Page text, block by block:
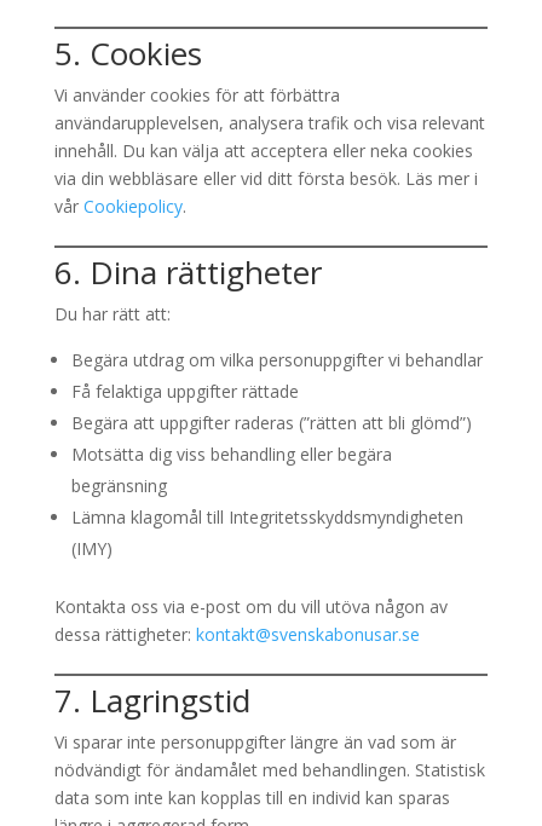
5. Cookies
Vi använder cookies för att förbättra
användarupplevelsen, analysera trafik och visa relevant
innehåll. Du kan välja att acceptera eller neka cookies
via din webbläsare eller vid ditt första besök. Läs mer i
vår Cookiepolicy.
6. Dina rättigheter
Du har rätt att:
Begära utdrag om vilka personuppgifter vi behandlar
Få felaktiga uppgifter rättade
Begära att uppgifter raderas (”rätten att bli glömd”)
Motsätta dig viss behandling eller begära
begränsning
Lämna klagomål till Integritetsskyddsmyndigheten
(IMY)
Kontakta oss via e-post om du vill utöva någon av
dessa rättigheter: kontakt@svenskabonusar.se
7. Lagringstid
Vi sparar inte personuppgifter längre än vad som är
nödvändigt för ändamålet med behandlingen. Statistisk
data som inte kan kopplas till en individ kan sparas